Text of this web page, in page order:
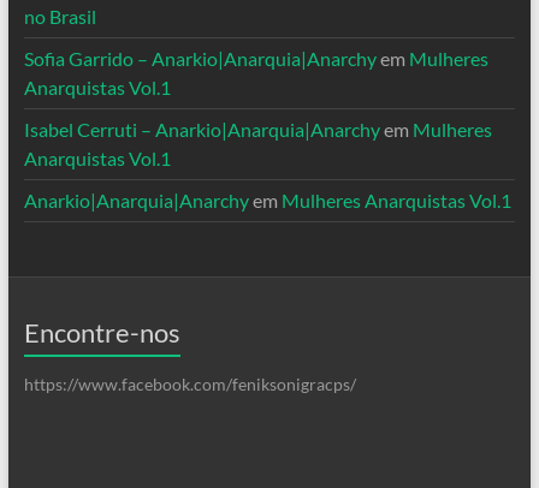
no Brasil
Sofia Garrido – Anarkio|Anarquia|Anarchyem Mulheres
Anarquistas Vol.1
Isabel Cerruti – Anarkio|Anarquia|Anarchyem Mulheres
Anarquistas Vol.1
Anarkio|Anarquia|Anarchyem Mulheres Anarquistas Vol.1
Encontre-nos
https://www.facebook.com/feniksonigracps/